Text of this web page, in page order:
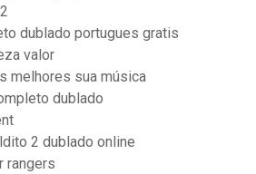
dublado portugues gratis
valor
melhores sua música
dublado
2 dublado online
rangers